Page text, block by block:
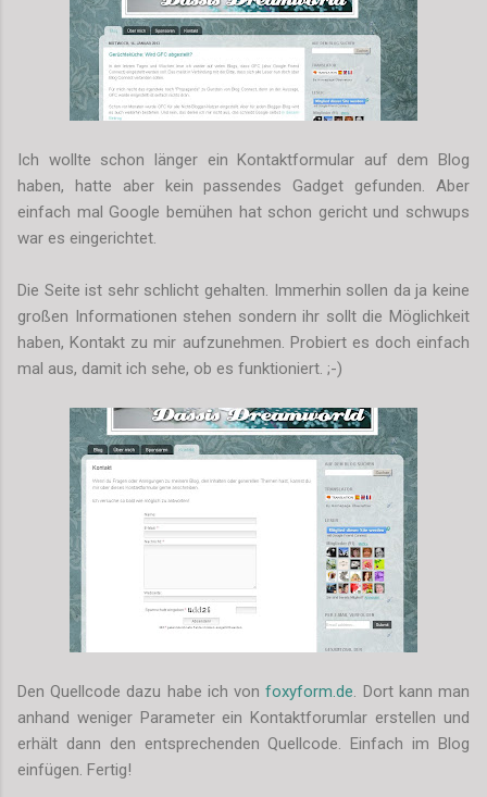
Ich wollte schon länger ein Kontaktformular auf dem Blog
haben, hatte aber kein passendes Gadget gefunden. Aber
einfach mal Google bemühen hat schon gericht und schwups
war es eingerichtet.
Die Seite ist sehr schlicht gehalten. Immerhin sollen da ja keine
großen Informationen stehen sondern ihr sollt die Möglichkeit
haben, Kontakt zu mir aufzunehmen. Probiert es doch einfach
mal aus, damit ich sehe, ob es funktioniert. ;-)
Den Quellcode dazu habe ich vonfoxyform .de . Dort kann man
anhand weniger Parameter ein Kontaktforumlar erstellen und
erhält dann den entsprechenden Quellcode. Einfach im Blog
einfügen. Fertig!